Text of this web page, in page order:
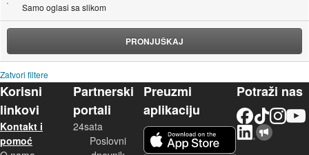
Samo oglasi sa slikom
PRONJUŠKAJ
Zatvori filtere
Korisni
linkovi
Kontakt i
pomoć
Partnerski
portali
24sata
Poslovni
Preuzmi
aplikaciju
Potraži nas